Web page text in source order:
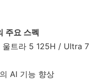
주요 스펙
울트라 5 125H / Ultra 7
AI 기능 향상